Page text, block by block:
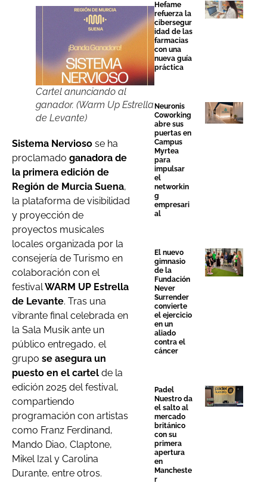
Cartel anunciando al
ganador. (Warm Up Estrella
de Levante)
Sistema Nervioso se ha
proclamado ganadora de
la primera edición de
Región de Murcia Suena,
la plataforma de visibilidad
y proyección de
proyectos musicales
locales organizada por la
consejería de Turismo en
colaboración con el
festivalWARM UP Estrella
de Levante. Tras una
vibrante final celebrada en
la Sala Musik ante un
público entregado, el
grupo se asegura un
puesto en el cartel de la
edición 2025 del festival,
compartiendo
programación con artistas
como Franz Ferdinand,
Mando Diao, Claptone,
Mikel Izal y Carolina
Durante, entre otros.
Hefame
refuerza la
cibersegur
idad de las
farmacias
con una
nueva guía
práctica
Neuronis
Coworking
abre sus
puertas en
Campus
Myrtea
para
impulsar
el
networkin
g
empresari
al
El nuevo
gimnasio
de la
Fundación
Never
Surrender
convierte
el ejercicio
en un
aliado
contra el
cáncer
Padel
Nuestro da
el salto al
mercado
británico
con su
primera
apertura
en
Mancheste
r